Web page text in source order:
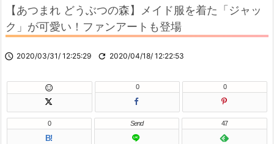
【あつまれ どうぶつの森】メイド服を着た「ジャッ
ク」が可愛い！ファンアートも登場
 2020/03/31/ 12:25:29  2020/04/18/ 12:22:53
 0 0
B!
0 Send 47